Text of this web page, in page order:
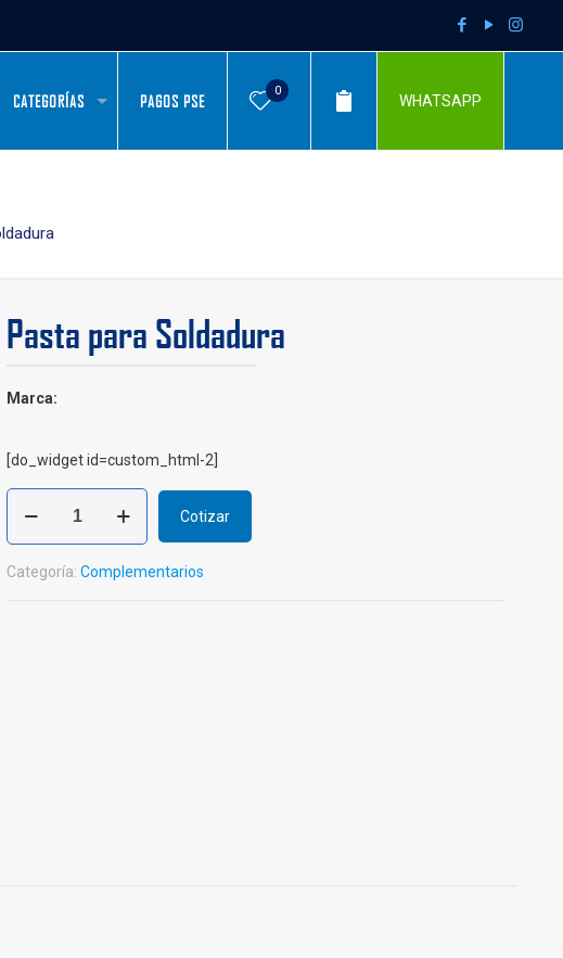
CATEGORÍAS PAGOS PSE
0
WHATSAPP
Pasta para Soldadura
Marca:
[do_widget id=custom_html-2]
Pasta
para
Soldadura
cantidad
Cotizar
Categoría:Complementarios